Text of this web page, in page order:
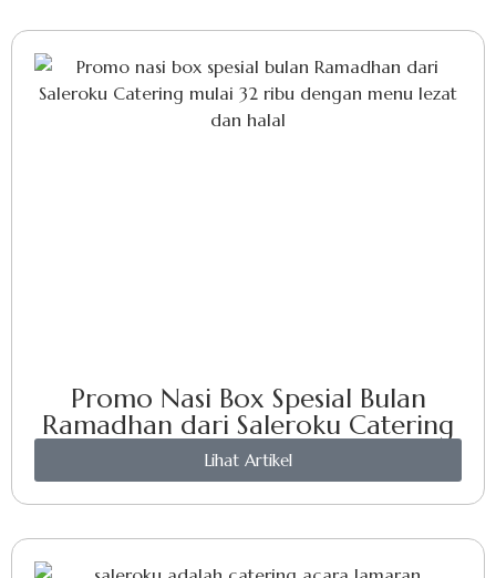
Promo Nasi Box Spesial Bulan
Ramadhan dari Saleroku Catering
Lihat Artikel